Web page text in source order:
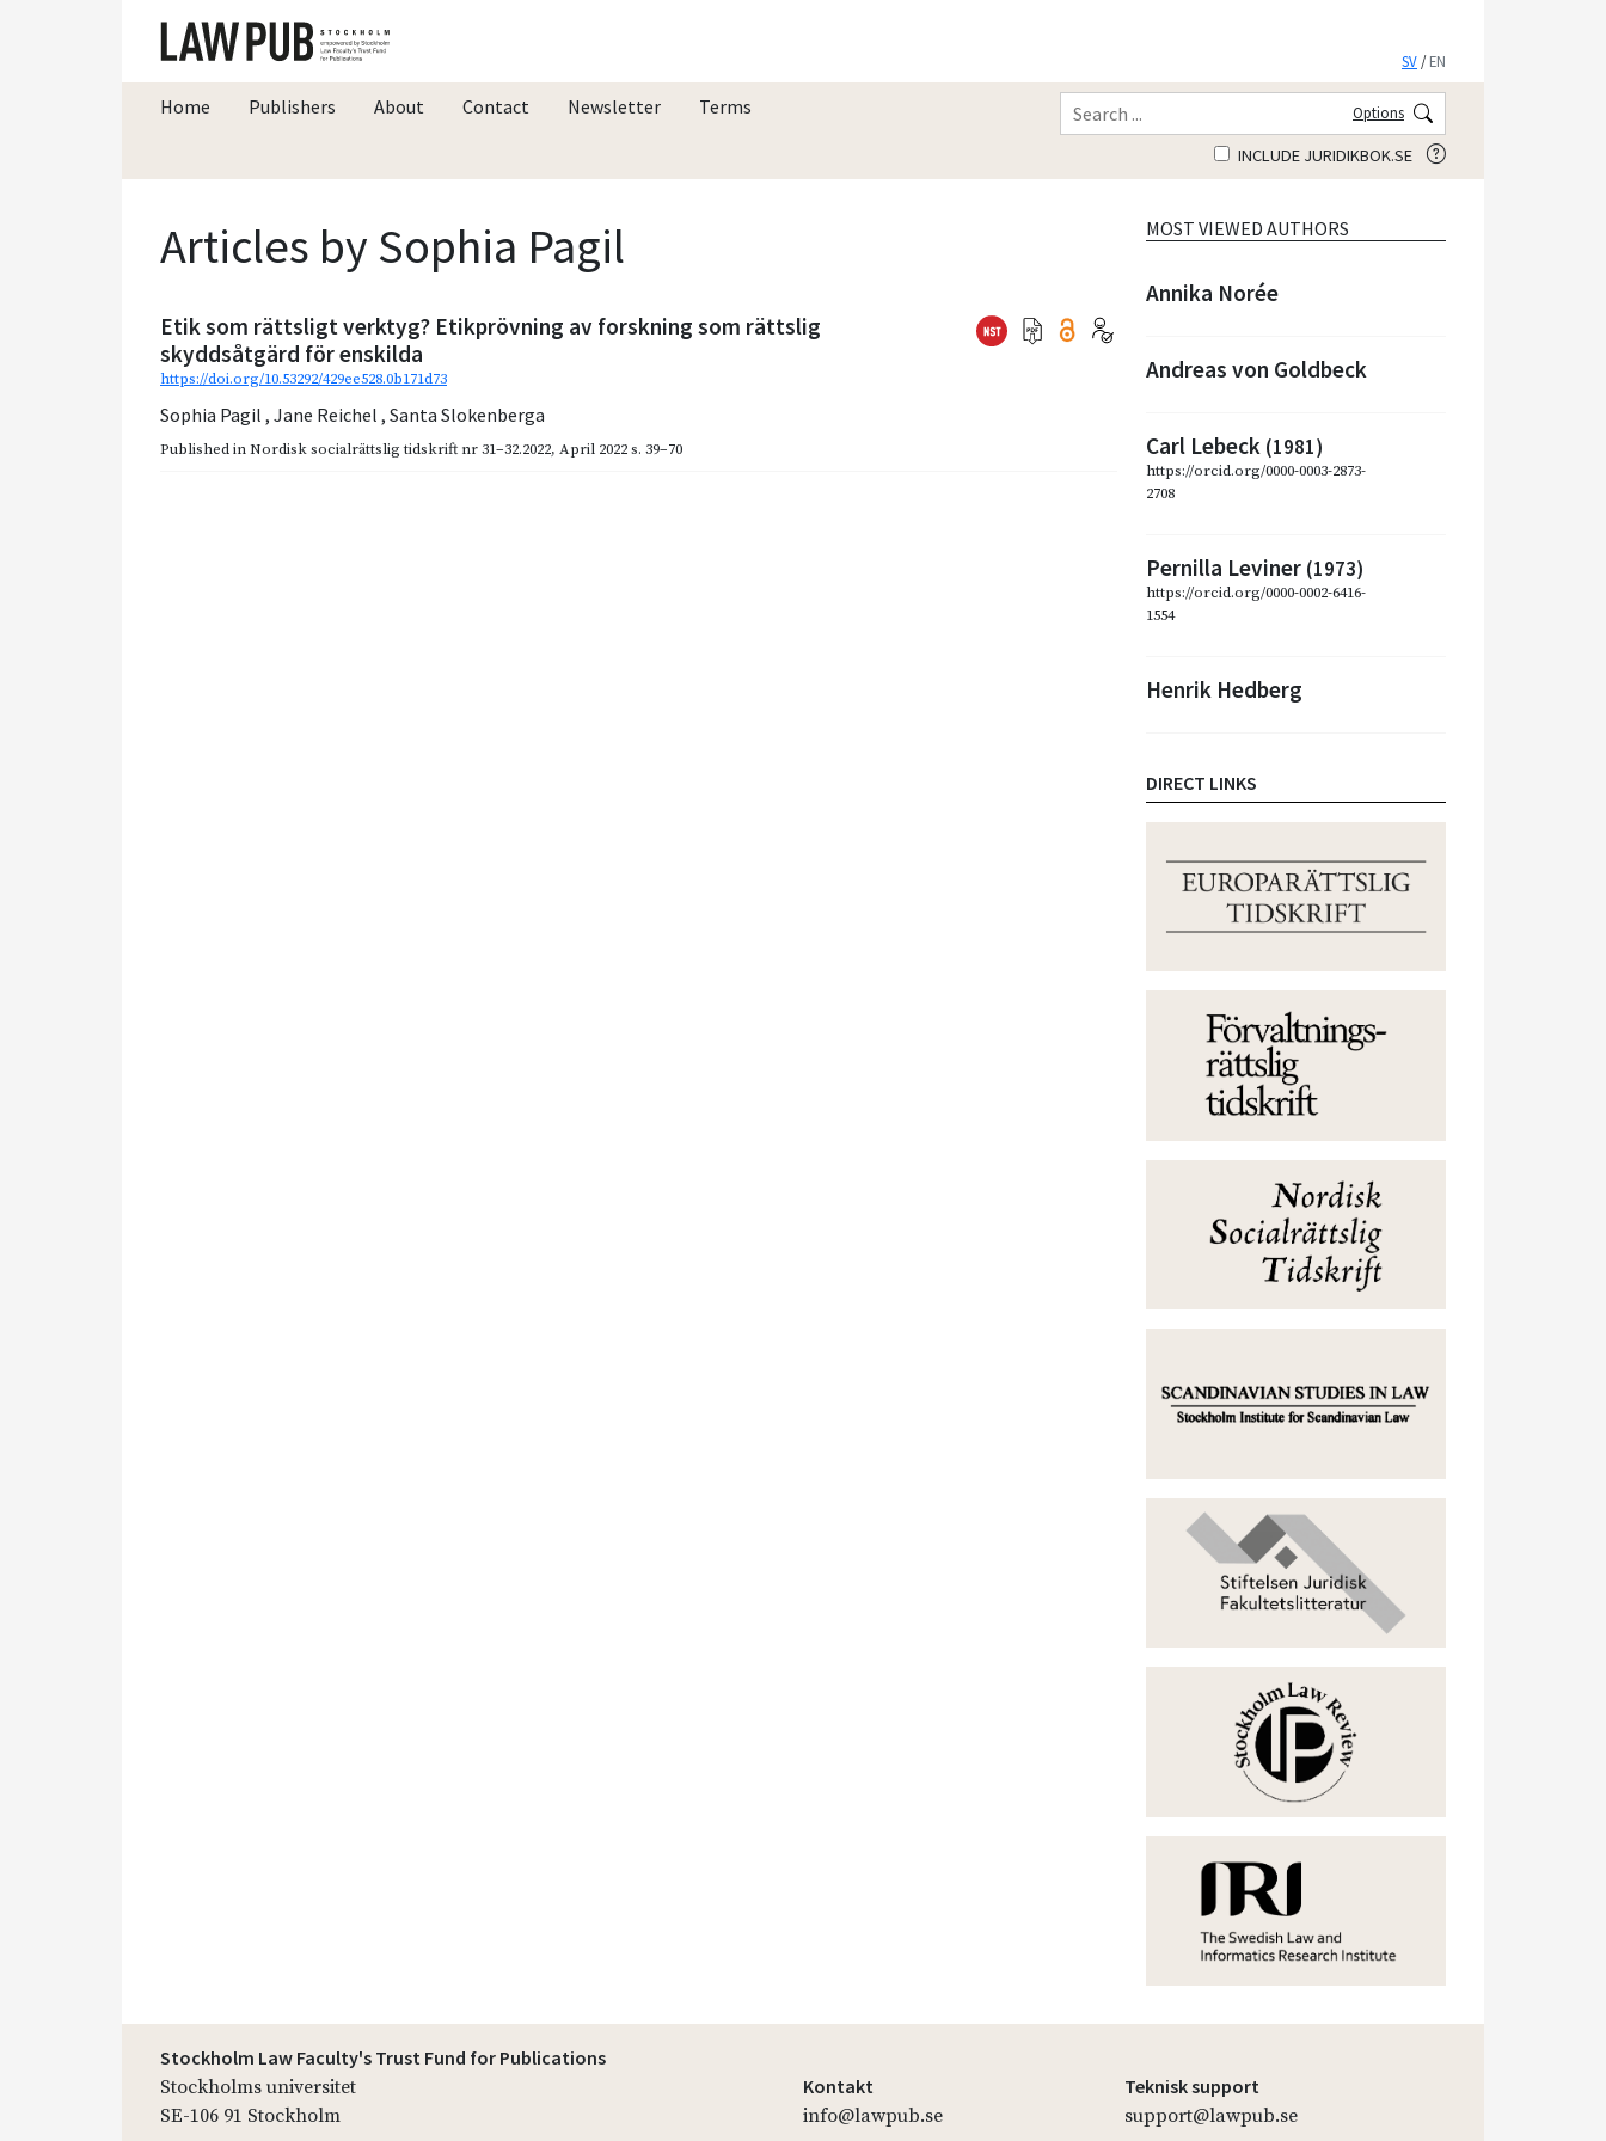
SV /EN
Home Publishers About Contact Newsletter Terms Options
INCLUDE JURIDIKBOK.SE
Articles by Sophia Pagil
Etik som rättsligt verktyg? Etikprövning av forskning som rättslig
skyddsåtgärd för enskilda
https://doi.org/10.53292/429ee528.0b171d73
Sophia Pagil , Jane Reichel , Santa Slokenberga
Published inNordisk socialrättslig tidskrift nr 31–32.2022, April 2022s. 39–70
MOST VIEWED AUTHORS
Annika Norée
Andreas von Goldbeck
Carl Lebeck (1981)
https://orcid.org/0000-0003-2873-
2708
Pernilla Leviner (1973)
https://orcid.org/0000-0002-6416-
1554
Henrik Hedberg
DIRECT LINKS
Stockholm Law Faculty's Trust Fund for Publications
Stockholms universitet
SE-106 91 Stockholm
Kontakt
info@lawpub.se
Teknisk support
support@lawpub.se